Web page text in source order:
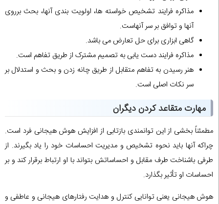
مذاکره فرایند تشخیص خواسته ها، اولویت بندی آنها، بحث برروی
آنها و توافق بر سر آنهاست.
گاهی ابزاری برای حل تعارض می باشد.
مذاکره فرایند دست یابی به تصمیم مشترک از طریق تفاهم است.
هنر رسیدن به تفاهم متقابل از طریق چانه زدن و بحث و استدلال بر
سر نکات اصلی است.
مهارت متقاعد کردن دیگران
مطمئناً بخشی از این توانمندی بازتابی از افزایش هوش هیجانی فرد است.
چراکه آنها باید نحوه تشخیص و مدیریت احساسات خود را یاد بگیرند. از
طرفی باشناخت طرف مقابل و احساساتش بتواند با او ارتباط برقرار کند و بر
احساسات او تأثیر بگذارد.
هوش هیجانی یعنی توانایی کنترل و هدایت رفتارهای هیجانی و عاطفی و